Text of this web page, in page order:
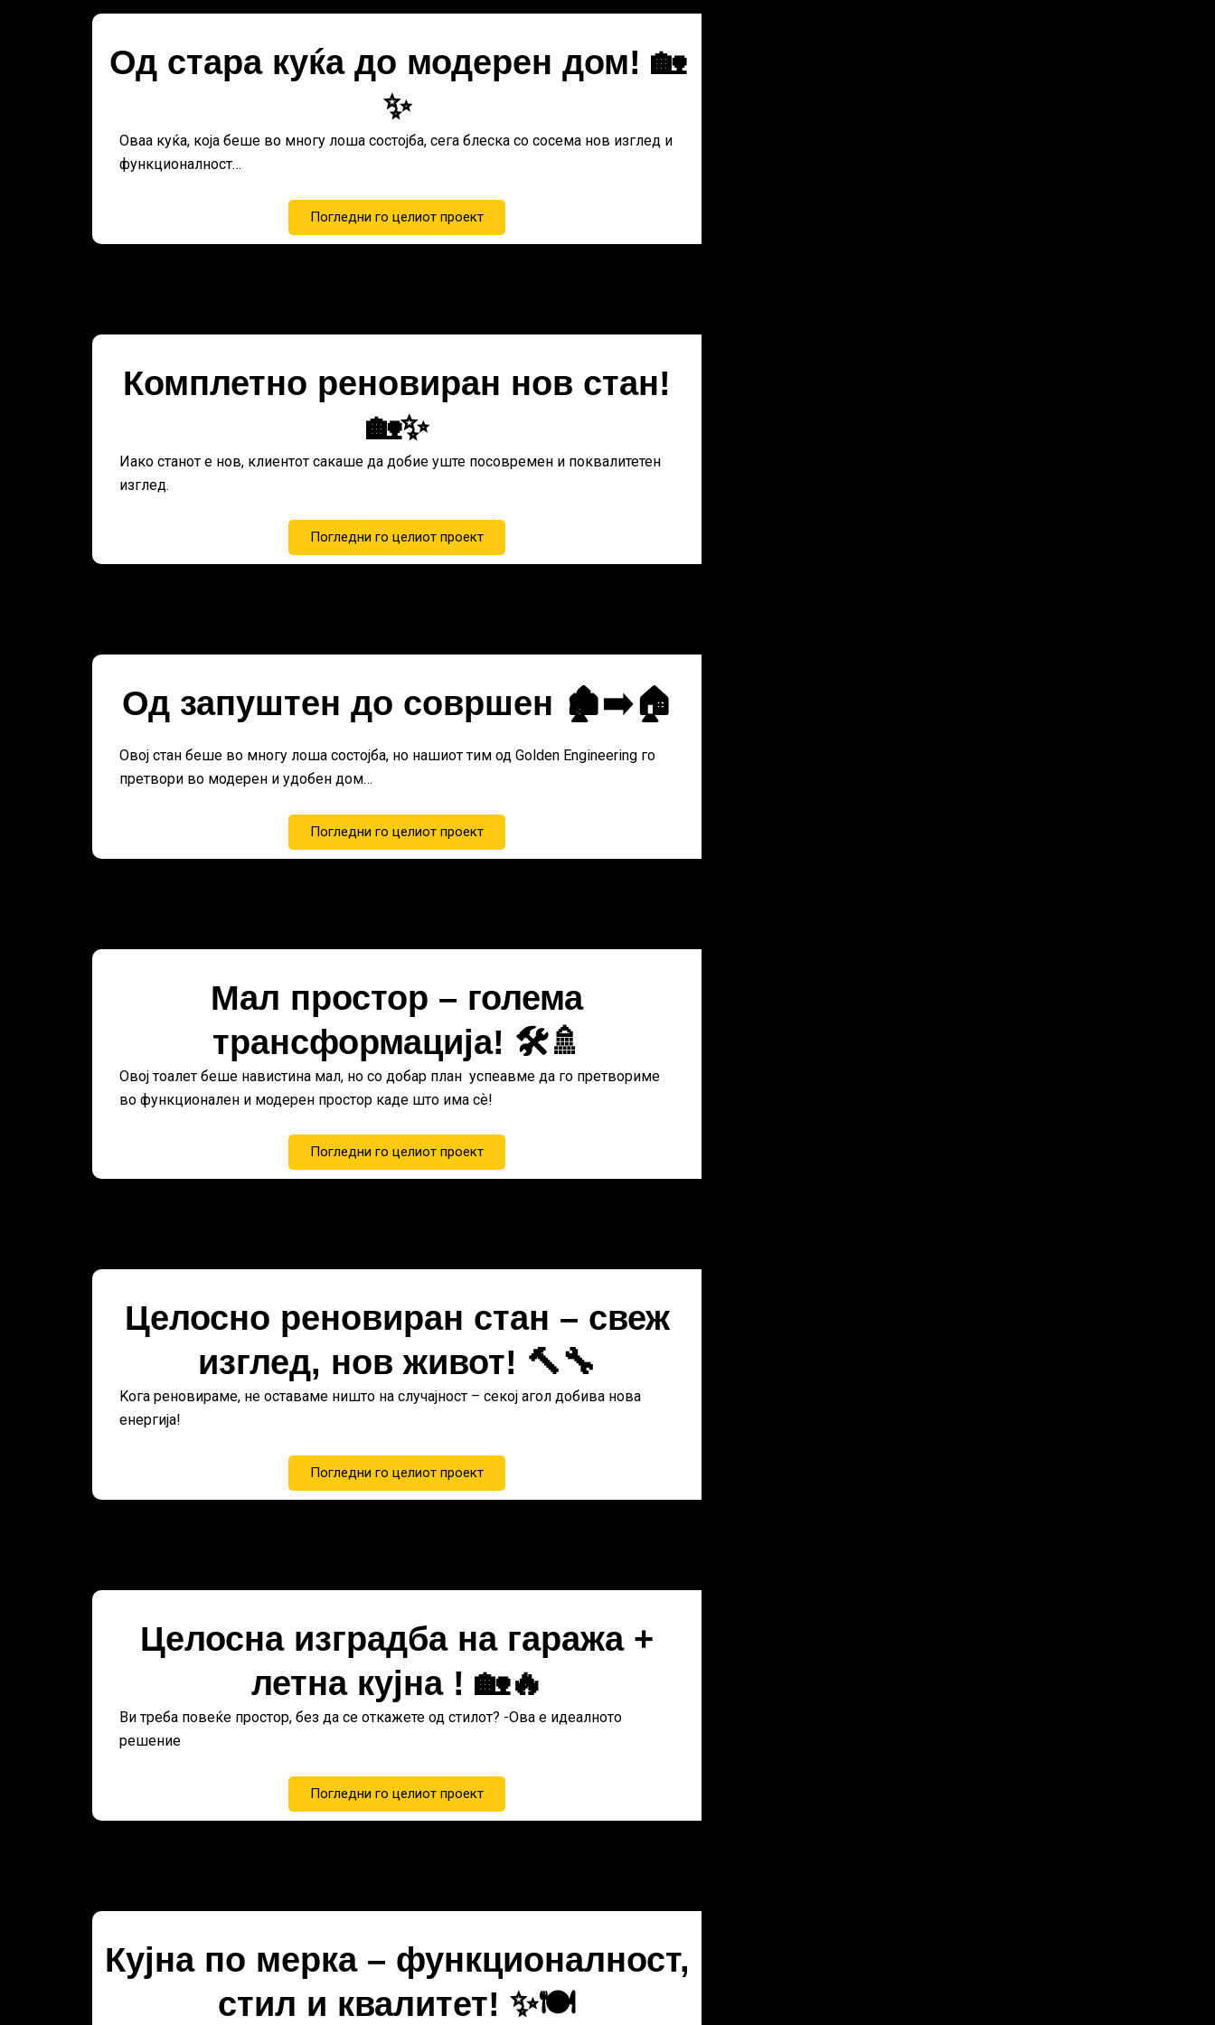
Од стара куќа до модерен дом! 🏡
✨
Оваа куќа, која беше во многу лоша состојба, сега блеска со сосема нов изглед и
функционалност…
Погледни го целиот проект
Комплетно реновиран нов стан!
🏡✨
Иако станот е нов, клиентот сакаше да добие уште посовремен и поквалитетен
изглед.
Погледни го целиот проект
Од запуштен до совршен 🏚️➡️🏠
Овој стан беше во многу лоша состојба, но нашиот тим од Golden Engineering го
претвори во модерен и удобен дом…
Погледни го целиот проект
Мал простор – голема
трансформација! 🛠️🚿
Овој тоалет беше навистина мал, но со добар план успеавме да го претвориме
во функционален и модерен простор каде што има сѐ!
Погледни го целиот проект
Целосно реновиран стан – свеж
изглед, нов живот! 🔨🔧
Kога реновираме, не оставаме ништо на случајност – секој агол добива нова
енергија!
Погледни го целиот проект
Целосна изградба на гаража +
летна кујна ! 🏡🔥
Ви треба повеќе простор, без да се откажете од стилот? -Ова е идеалното
решение
Погледни го целиот проект
Кујна по мерка – функционалност,
стил и квалитет! ✨🍽️